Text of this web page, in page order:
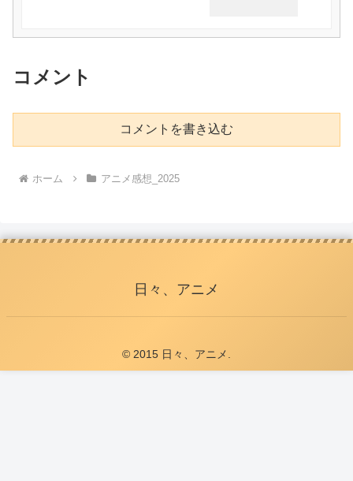
コメント
コメントを書き込む
ホーム アニメ感想_2025
日々、アニメ
© 2015 日々、アニメ.